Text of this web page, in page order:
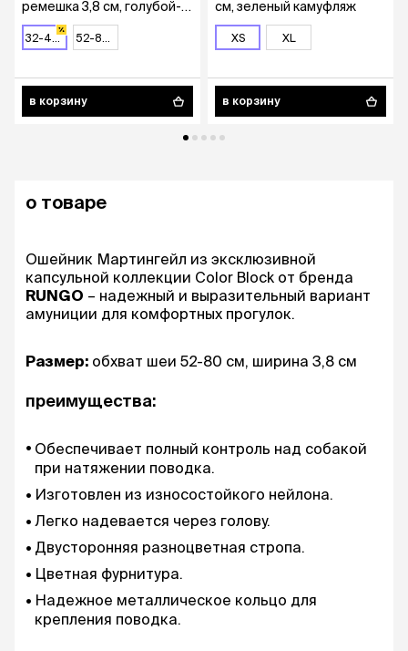
ремешка 3,8 см, голубой-
зеленый
32-43x3,8 см
в корзину
см, зеленый камуфляж
XS XL
в корзину
о товаре
Ошейник Мартингейл из эксклюзивной
капсульной коллекции Color Block от бренда
RUNGO – надежный и выразительный вариант
амуниции для комфортных прогулок.
Размер: обхват шеи 52-80 см, ширина 3,8 см
преимущества:
Обеспечивает полный контроль над собакой
при натяжении поводка.
Изготовлен из износостойкого нейлона.
Легко надевается через голову.
Двусторонняя разноцветная стропа.
Цветная фурнитура.
Надежное металлическое кольцо для
крепления поводка.